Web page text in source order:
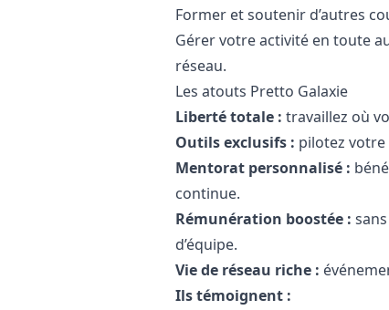
Former et soutenir d’autres
Gérer votre activité en toute
réseau.
Les atouts Pretto Galaxie
Liberté totale : travaillez où
Outils exclusifs : pilotez votre
Mentorat personnalisé :
continue.
Rémunération boostée :
d’équipe.
Vie de réseau riche :
Ils témoignent :